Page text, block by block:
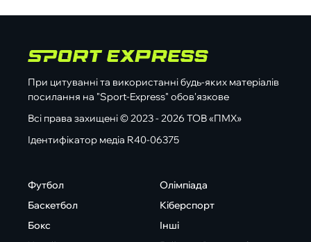
При цитуванні та використанні будь-яких матеріалів
посилання на "Sport-Express" обов'язкове
Всі права захищені © 2023 - 2026 ТОВ «ПМХ»
Ідентифікатор медіа R40-06375
Футбол
Баскетбол
Бокс
Олімпіада
Кіберспорт
Інші